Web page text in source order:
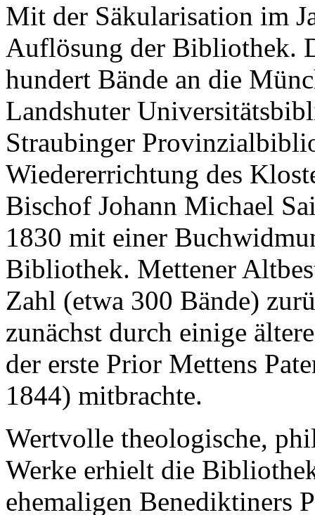
Mit der Säkularisation im
Auflösung der Bibliothek.
hundert Bände an die
Landshuter
Straubinger
Wiedererrichtung des
Bischof Johann Michael
1830 mit einer
Bibliothek. Mettener
Zahl (etwa 300 Bände)
zunächst durch einige
der erste Prior Mettens
1844) mitbrachte.
Wertvolle theologische,
Werke erhielt die
ehemaligen Benediktiners